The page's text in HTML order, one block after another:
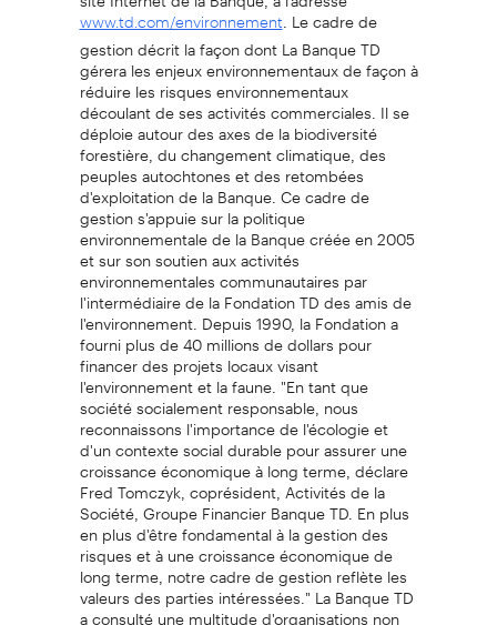
www.td.com/environnement . Le cadre de
gestion décrit la façon dont La Banque TD
gérera les enjeux environnementaux de façon à
réduire les risques environnementaux
découlant de ses activités commerciales. Il se
déploie autour des axes de la biodiversité
forestière, du changement climatique, des
peuples autochtones et des retombées
d'exploitation de la Banque. Ce cadre de
gestion s'appuie sur la politique
environnementale de la Banque créée en 2005
et sur son soutien aux activités
environnementales communautaires par
l'intermédiaire de la Fondation TD des amis de
l'environnement. Depuis 1990, la Fondation a
fourni plus de 40 millions de dollars pour
financer des projets locaux visant
l'environnement et la faune. "En tant que
société socialement responsable, nous
reconnaissons l'importance de l'écologie et
d'un contexte social durable pour assurer une
croissance économique à long terme, déclare
Fred Tomczyk, coprésident, Activités de la
Société, Groupe Financier Banque TD. En plus
en plus d'être fondamental à la gestion des
risques et à une croissance économique de
long terme, notre cadre de gestion reflète les
valeurs des parties intéressées." La Banque TD
a consulté une multitude d'organisations non